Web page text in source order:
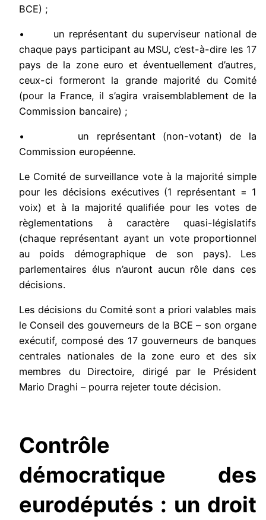
BCE) ;
• un représentant du superviseur national de
chaque pays participant au MSU, c’est-à-dire les 17
pays de la zone euro et éventuellement d’autres,
ceux-ci formeront la grande majorité du Comité
(pour la France, il s’agira vraisemblablement de la
Commission bancaire) ;
• un représentant (non-votant) de la
Commission européenne.
Le Comité de surveillance vote à la majorité simple
pour les décisions exécutives (1 représentant = 1
voix) et à la majorité qualifiée pour les votes de
règlementations à caractère quasi-législatifs
(chaque représentant ayant un vote proportionnel
au poids démographique de son pays). Les
parlementaires élus n’auront aucun rôle dans ces
décisions.
Les décisions du Comité sont a priori valables mais
le Conseil des gouverneurs de la BCE – son organe
exécutif, composé des 17 gouverneurs de banques
centrales nationales de la zone euro et des six
membres du Directoire, dirigé par le Président
Mario Draghi – pourra rejeter toute décision.
Contrôle
démocratique des
eurodéputés : un droit